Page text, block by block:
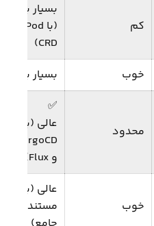
کم
بسیار بالا
CRD)
خوب بسیار بالا
محدود
✅
عالی (با
ArgoCD
و Flux)
خوب
عالی (با
مستندات